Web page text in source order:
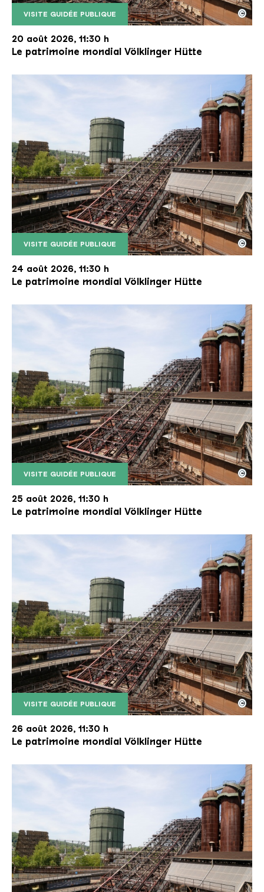
VISITE GUIDÉE PUBLIQUE
Le monte-charge incliné de la Völklinger Hütte
Copyright: Weltkulturerbe Völklinger Hütte | Karl
©
20 août 2026, 11:30 h
Le patrimoine mondial Völklinger Hütte
VISITE GUIDÉE PUBLIQUE
Le monte-charge incliné de la Völklinger Hütte
Copyright: Weltkulturerbe Völklinger Hütte | Karl
©
24 août 2026, 11:30 h
Le patrimoine mondial Völklinger Hütte
VISITE GUIDÉE PUBLIQUE
Le monte-charge incliné de la Völklinger Hütte
Copyright: Weltkulturerbe Völklinger Hütte | Karl
©
25 août 2026, 11:30 h
Le patrimoine mondial Völklinger Hütte
VISITE GUIDÉE PUBLIQUE
Le monte-charge incliné de la Völklinger Hütte
Copyright: Weltkulturerbe Völklinger Hütte | Karl
©
26 août 2026, 11:30 h
Le patrimoine mondial Völklinger Hütte